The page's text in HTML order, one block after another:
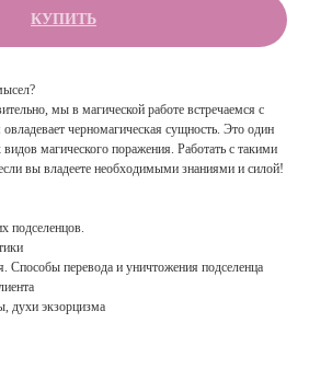
КУПИТЬ
мы в магической работе встречаемся с
черномагическая сущность. Это один
магического поражения. Работать с такими
вы владеете необходимыми знаниями и силой!
подселенцов.
Способы перевода и уничтожения подселенца
духи экзорцизма